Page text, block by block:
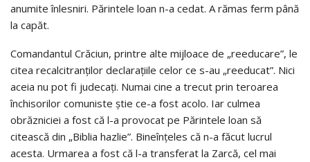
anumite înlesniri. Părintele loan n-a cedat. A rămas ferm până
la capăt.
Comandantul Crăciun, printre alte mijloace de „reeducare”, le
citea recalcitranţilor declaraţiile celor ce s-au „reeducat”. Nici
aceia nu pot fi judecaţi. Numai cine a trecut prin teroarea
închisorilor comuniste ştie ce-a fost acolo. Iar culmea
obrăzniciei a fost că l-a provocat pe Părintele loan să
citească din „Biblia hazlie”. Bineînţeles că n-a făcut lucrul
acesta. Urmarea a fost că l-a transferat la Zarcă, cel mai